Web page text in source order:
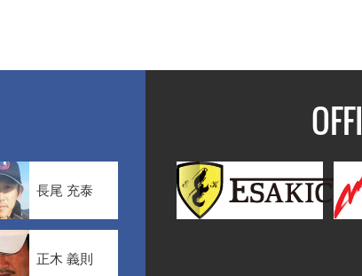
長尾 充泰
正木 義則